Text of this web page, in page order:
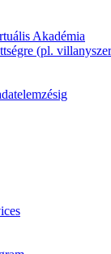
Akadémia
(pl.